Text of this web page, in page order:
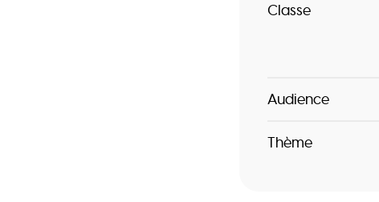
Classe
Audience
Thème